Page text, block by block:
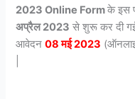
2023 Online Formके इस
अप्रैल 2023 से शुरू कर दी
आवेदन08 मई 2023